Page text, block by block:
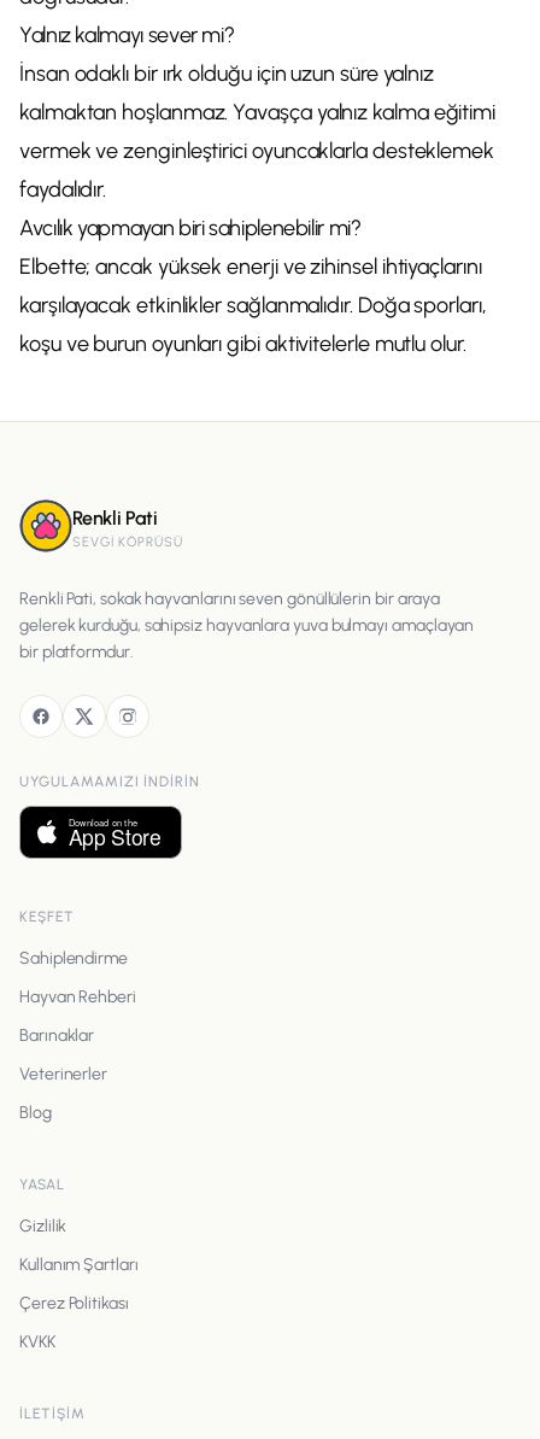
Yalnız kalmayı sever mi?
İnsan odaklı bir ırk olduğu için uzun süre yalnız
kalmaktan hoşlanmaz. Yavaşça yalnız kalma eğitimi
vermek ve zenginleştirici oyuncaklarla desteklemek
faydalıdır.
Avcılık yapmayan biri sahiplenebilir mi?
Elbette; ancak yüksek enerji ve zihinsel ihtiyaçlarını
karşılayacak etkinlikler sağlanmalıdır. Doğa sporları,
koşu ve burun oyunları gibi aktivitelerle mutlu olur.
Renkli Pati
SEVGI KÖPRÜSÜ
Renkli Pati, sokak hayvanlarını seven gönüllülerin bir araya
gelerek kurduğu, sahipsiz hayvanlara yuva bulmayı amaçlayan
bir platformdur.
UYGULAMAMIZI INDIRIN
KEŞFET
Sahiplendirme
Hayvan Rehberi
Barınaklar
Veterinerler
Blog
YASAL
Gizlilik
Kullanım Şartları
Çerez Politikası
KVKK
İLETIŞIM